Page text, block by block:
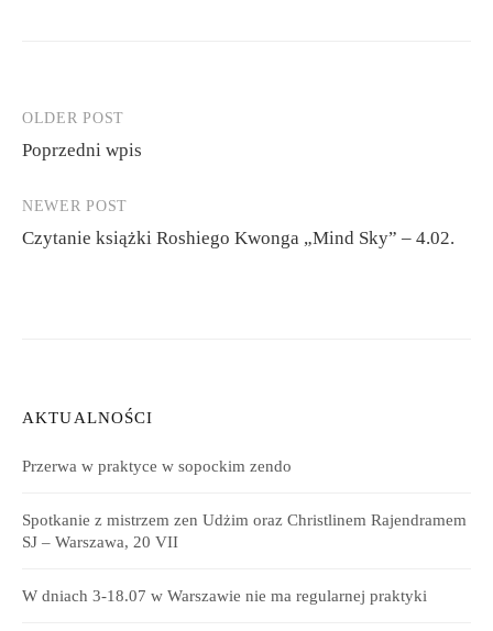
Post
navigation
OLDER POST
Poprzedni wpis
NEWER POST
Czytanie książki Roshiego Kwonga „Mind Sky” – 4.02.
AKTUALNOŚCI
Przerwa w praktyce w sopockim zendo
Spotkanie z mistrzem zen Udżim oraz Christlinem Rajendramem
SJ – Warszawa, 20 VII
W dniach 3-18.07 w Warszawie nie ma regularnej praktyki